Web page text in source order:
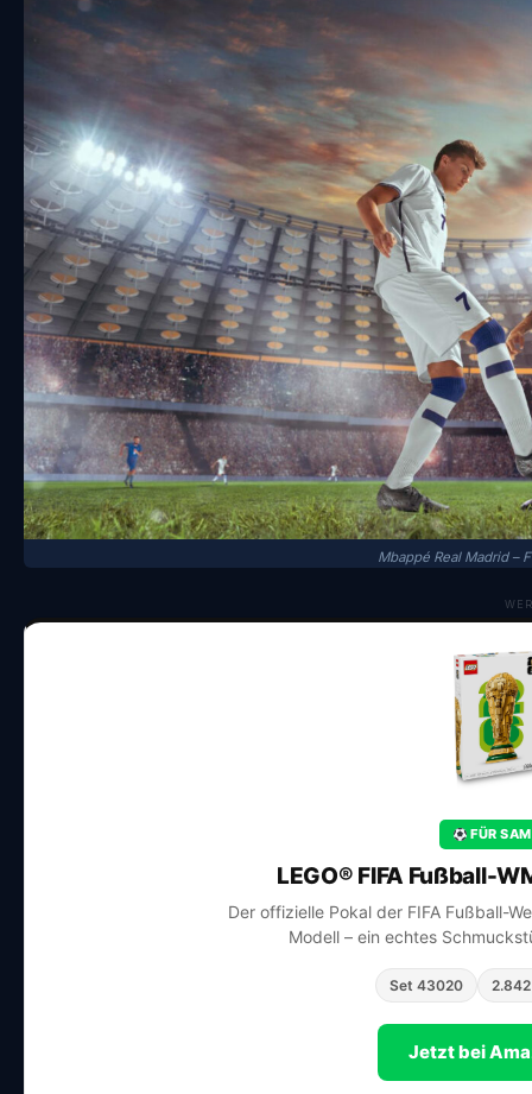
Mbappé Real Madrid –
FÜR
LEGO® FIFA Fußball-
Der offizielle Pokal der FIFA Fußball-
Modell – ein echtes
Set 43020
Jetzt bei